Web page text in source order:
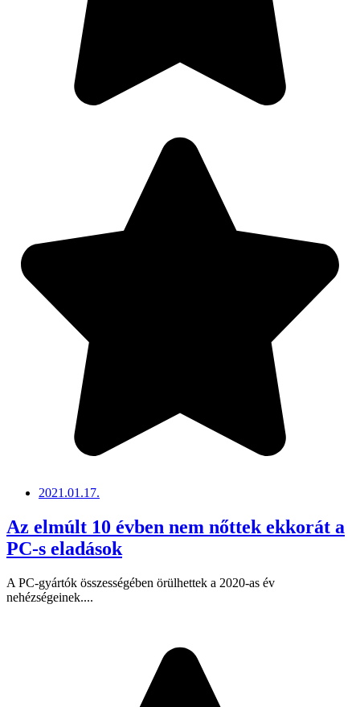
2021.01.17.
Az elmúlt 10 évben nem nőttek ekkorát a
PC-s eladások
A PC-gyártók összességében örülhettek a 2020-as év
nehézségeinek....